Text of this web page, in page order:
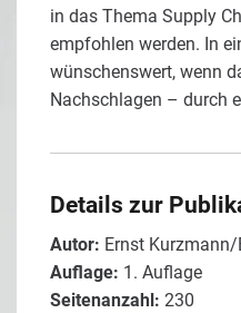
in das Thema Supply
empfohlen werden. In
wünschenswert, wenn
Nachschlagen – durch
Details zur
Autor: Ernst
Auflage: 1. Auflage
Seitenanzahl: 230